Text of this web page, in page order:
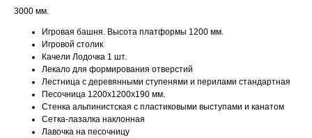
3000 мм.
Игровая башня. Высота платформы 1200 мм.
Игровой столик
Качели Лодочка 1 шт.
Лекало для формирования отверстий
Лестница с деревянными ступенями и перилами стандартная
Песочница 1200х1200х190 мм.
Стенка альпинистская с пластиковыми выступами и канатом
Сетка-лазалка наклонная
Лавочка на песочницу